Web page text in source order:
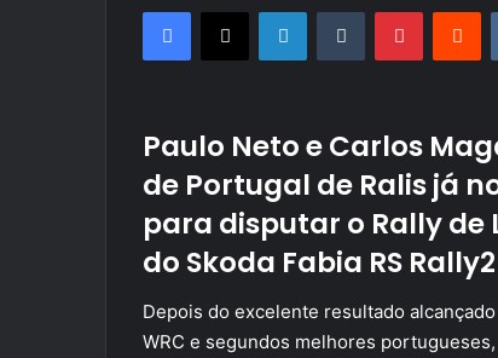
email
Facebook
X LinkedInTumblr Pinterest
Paulo Neto e Carlos
de Portugal de Ralis já
para disputar o Rally
do Skoda Fabia RS
Depois do excelente resultado
WRC e segundos melhores